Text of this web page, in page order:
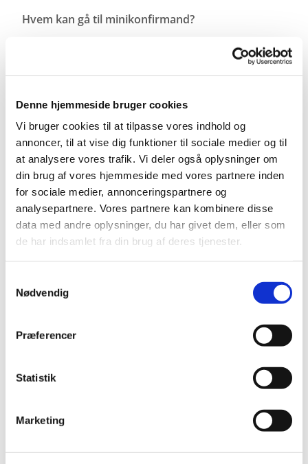
Denne hjemmeside bruger cookies
Vi bruger cookies til at tilpasse vores indhold og
annoncer, til at vise dig funktioner til sociale medier og til
at analysere vores trafik. Vi deler også oplysninger om
din brug af vores hjemmeside med vores partnere inden
for sociale medier, annonceringspartnere og
analysepartnere. Vores partnere kan kombinere disse
data med andre oplysninger, du har givet dem, eller som
de har indsamlet fra din brug af deres tjenester.
Nødvendig
Præferencer
Statistik
Marketing
Hvem kan gå til minikonfirmand?
Det kan alle børn i 3. klasse. Der er ikke krav om at
forudsætning for senere at kunne deltage i
konfirmationsforberedelsen og blive konfirmeret.
Hvornår er det?
Børnene bliver inviteret via skolen, men det er
også muligt at tilmelde sig her på hjemmesiden,
når vi åbner op for tilmeldinger.
Undervisningen foregår i Gug Kirke og varetages af